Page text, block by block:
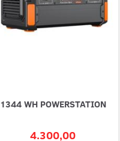
1344 WH POWERSTATION
4.300,00